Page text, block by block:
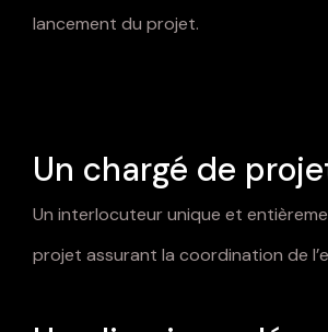
lancement du projet.
Un chargé de
Un interlocuteur unique et
projet assurant la coordination de